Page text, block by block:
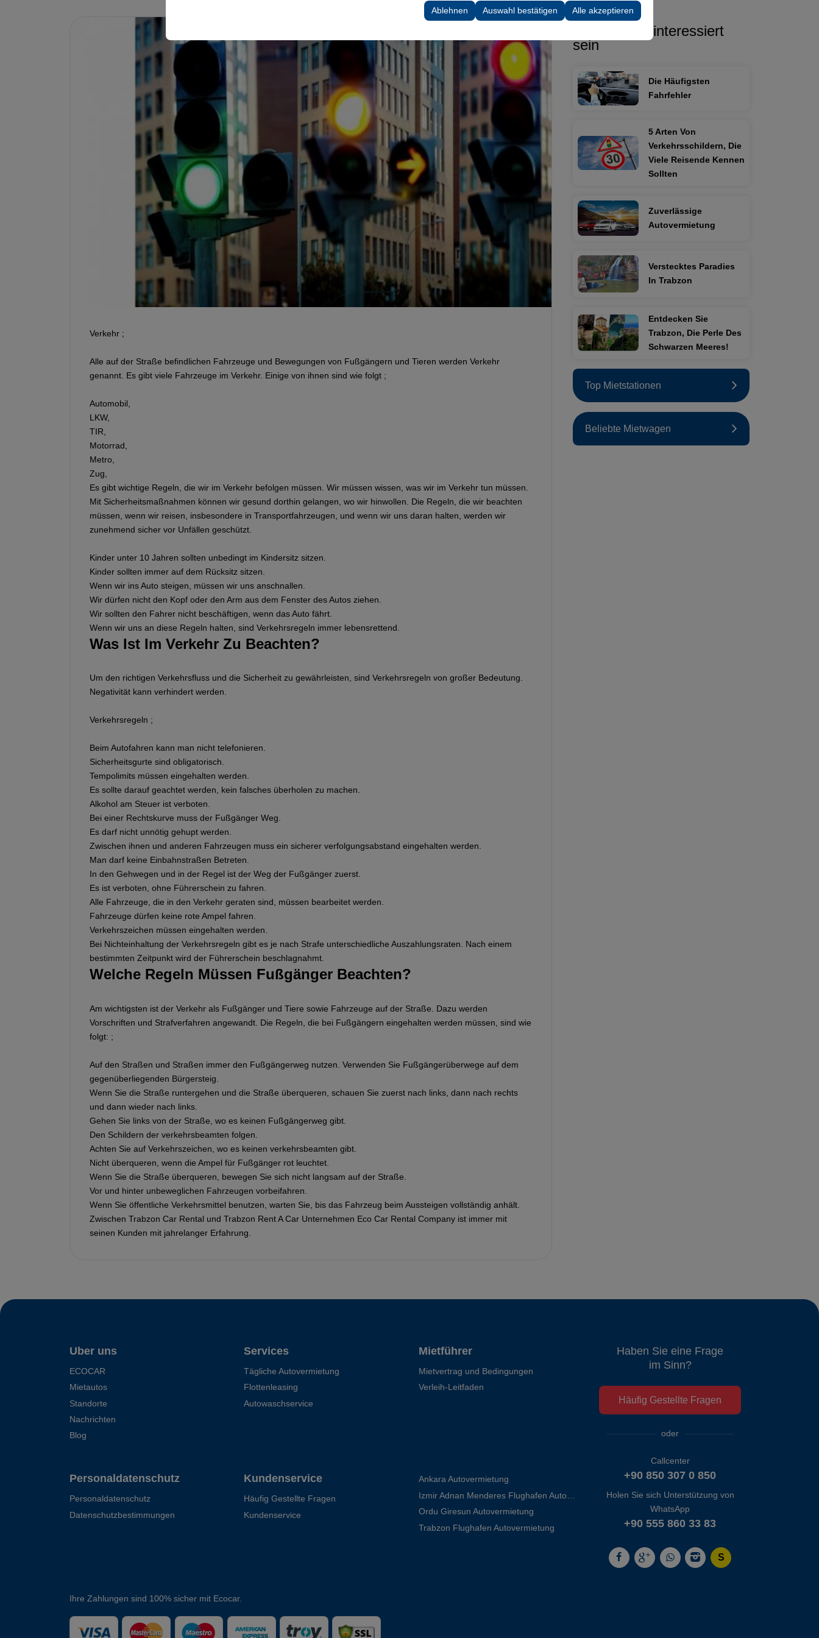
sicherzustellen, indem Ihre Benutzeroberflächeneinstellungen, Sprachpräferenzen und andere Konfigurationen
Ablehnen Auswahl bestätigen Alle akzeptieren
Verkehr ;
Alle auf der Straße befindlichen Fahrzeuge und Bewegungen von Fußgängern und Tieren werden Verkehr
genannt. Es gibt viele Fahrzeuge im Verkehr. Einige von ihnen sind wie folgt ;
Automobil,
LKW,
TIR,
Motorrad,
Metro,
Zug,
Es gibt wichtige Regeln, die wir im Verkehr befolgen müssen. Wir müssen wissen, was wir im Verkehr tun müssen.
Mit Sicherheitsmaßnahmen können wir gesund dorthin gelangen, wo wir hinwollen. Die Regeln, die wir beachten
müssen, wenn wir reisen, insbesondere in Transportfahrzeugen, und wenn wir uns daran halten, werden wir
zunehmend sicher vor Unfällen geschützt.
Kinder unter 10 Jahren sollten unbedingt im Kindersitz sitzen.
Kinder sollten immer auf dem Rücksitz sitzen.
Wenn wir ins Auto steigen, müssen wir uns anschnallen.
Wir dürfen nicht den Kopf oder den Arm aus dem Fenster des Autos ziehen.
Wir sollten den Fahrer nicht beschäftigen, wenn das Auto fährt.
Wenn wir uns an diese Regeln halten, sind Verkehrsregeln immer lebensrettend.
Was Ist Im Verkehr Zu Beachten?
Um den richtigen Verkehrsfluss und die Sicherheit zu gewährleisten, sind Verkehrsregeln von großer Bedeutung.
Negativität kann verhindert werden.
Verkehrsregeln ;
Beim Autofahren kann man nicht telefonieren.
Sicherheitsgurte sind obligatorisch.
Tempolimits müssen eingehalten werden.
Es sollte darauf geachtet werden, kein falsches überholen zu machen.
Alkohol am Steuer ist verboten.
Bei einer Rechtskurve muss der Fußgänger Weg.
Es darf nicht unnötig gehupt werden.
Zwischen ihnen und anderen Fahrzeugen muss ein sicherer verfolgungsabstand eingehalten werden.
Man darf keine Einbahnstraßen Betreten.
In den Gehwegen und in der Regel ist der Weg der Fußgänger zuerst.
Es ist verboten, ohne Führerschein zu fahren.
Alle Fahrzeuge, die in den Verkehr geraten sind, müssen bearbeitet werden.
Fahrzeuge dürfen keine rote Ampel fahren.
Verkehrszeichen müssen eingehalten werden.
Bei Nichteinhaltung der Verkehrsregeln gibt es je nach Strafe unterschiedliche Auszahlungsraten. Nach einem
bestimmten Zeitpunkt wird der Führerschein beschlagnahmt.
Welche Regeln Müssen Fußgänger Beachten?
Am wichtigsten ist der Verkehr als Fußgänger und Tiere sowie Fahrzeuge auf der Straße. Dazu werden
Vorschriften und Strafverfahren angewandt. Die Regeln, die bei Fußgängern eingehalten werden müssen, sind wie
folgt: ;
Auf den Straßen und Straßen immer den Fußgängerweg nutzen. Verwenden Sie Fußgängerüberwege auf dem
gegenüberliegenden Bürgersteig.
Wenn Sie die Straße runtergehen und die Straße überqueren, schauen Sie zuerst nach links, dann nach rechts
und dann wieder nach links.
Gehen Sie links von der Straße, wo es keinen Fußgängerweg gibt.
Den Schildern der verkehrsbeamten folgen.
Achten Sie auf Verkehrszeichen, wo es keinen verkehrsbeamten gibt.
Nicht überqueren, wenn die Ampel für Fußgänger rot leuchtet.
Wenn Sie die Straße überqueren, bewegen Sie sich nicht langsam auf der Straße.
Vor und hinter unbeweglichen Fahrzeugen vorbeifahren.
Wenn Sie öffentliche Verkehrsmittel benutzen, warten Sie, bis das Fahrzeug beim Aussteigen vollständig anhält.
Zwischen Trabzon Car Rental und Trabzon Rent A Car Unternehmen Eco Car Rental Company ist immer mit
seinen Kunden mit jahrelanger Erfahrung.
Sie könnten interessiert
sein
Die Häufigsten
Fahrfehler
5 Arten Von
Verkehrsschildern, Die
Viele Reisende Kennen
Sollten
Zuverlässige
Autovermietung
Verstecktes Paradies
In Trabzon
Entdecken Sie
Trabzon, Die Perle Des
Schwarzen Meeres!
Top Mietstationen
Beliebte Mietwagen
Uber uns
ECOCAR
Mietautos
Standorte
Nachrichten
Blog
Services
Tägliche Autovermietung
Flottenleasing
Autowaschservice
Mietführer
Mietvertrag und Bedingungen
Verleih-Leitfaden
Personaldatenschutz
Personaldatenschutz
Datenschutzbestimmungen
Kundenservice
Häufig Gestellte Fragen
Kundenservice
Ankara Autovermietung
Ordu Giresun Autovermietung
Trabzon Flughafen Autovermietung
Haben Sie eine Frage
im Sinn?
Häufig Gestellte Fragen
oder
Callcenter
+90 850 307 0 850
Holen Sie sich Unterstützung von
WhatsApp
+90 555 860 33 83
Ihre Zahlungen sind 100% sicher mit Ecocar.